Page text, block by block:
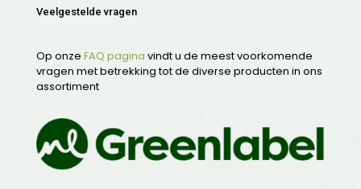
Veelgestelde vragen
Op onze FAQ pagina vindt u de meest voorkomende
vragen met betrekking tot de diverse producten in ons
assortiment